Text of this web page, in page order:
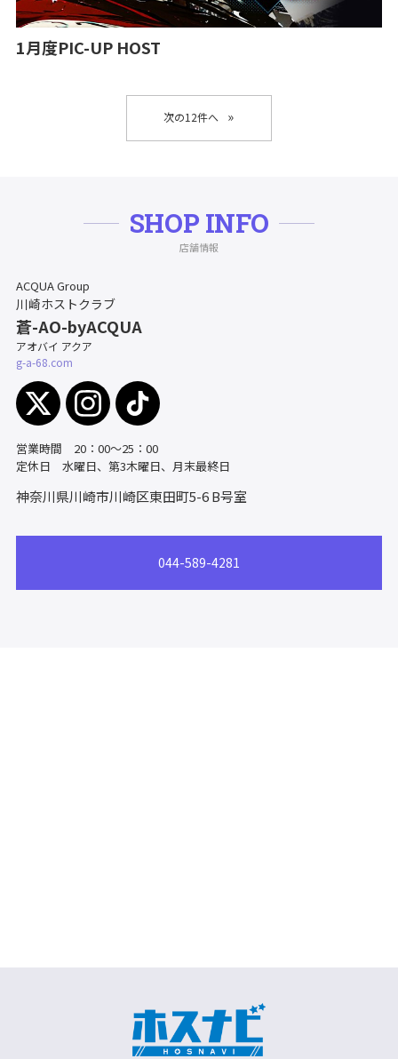
1月度PIC-UP HOST
»
SHOP INFO
店舗情報
ACQUA Group
川崎ホストクラブ
蒼-AO-byACQUA
アオバイ アクア
g-a-68.com
営業時間 20：00～25：00
定休日 水曜日、第3木曜日、月末最終日
神奈川県川崎市川崎区東田町5-6B号室
044-589-4281